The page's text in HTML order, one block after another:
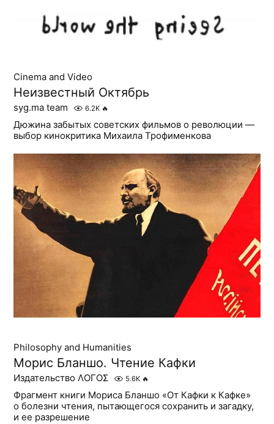
Cinema and Video
Неизвестный Октябрь
syg.ma team 6.2K 🔥
Дюжина забытых советских фильмов о революции —
выбор кинокритика Михаила Трофименкова
Philosophy and Humanities
Морис Бланшо. Чтение Кафки
Издательство ΛОГОΣ 5.6K 🔥
Фрагмент книги Мориса Бланшо «От Кафки к Кафке»
о болезни чтения, пытающегося сохранить и загадку,
и ее разрешение